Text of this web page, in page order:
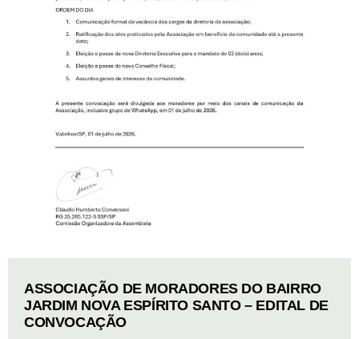
ASSOCIAÇÃO DE MORADORES DO BAIRRO
JARDIM NOVA ESPÍRITO SANTO – EDITAL DE
CONVOCAÇÃO